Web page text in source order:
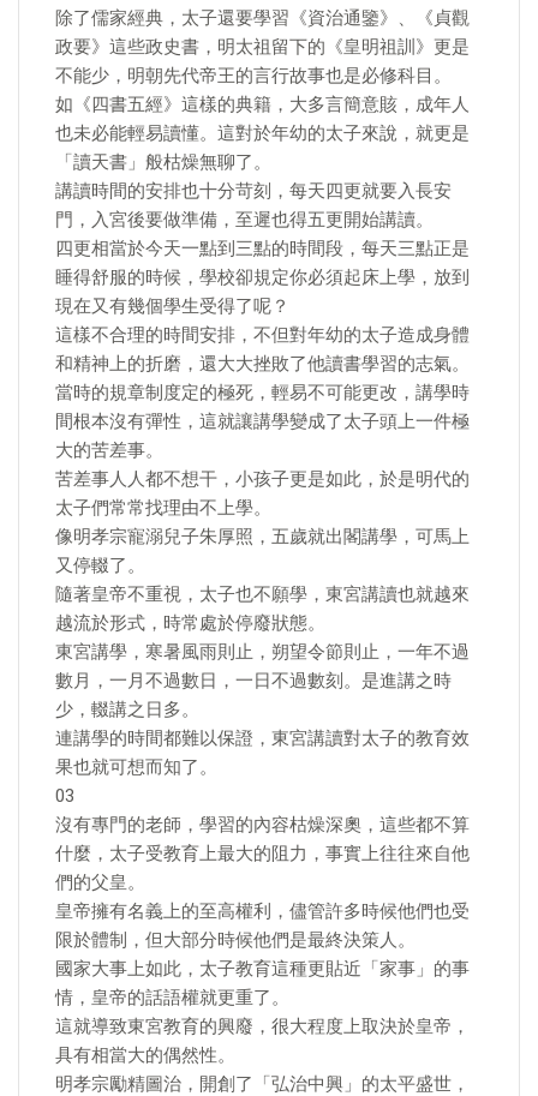
除了儒家經典，太子還要學習《資治通鑒》、《貞觀
政要》這些政史書，明太祖留下的《皇明祖訓》更是
不能少，明朝先代帝王的言行故事也是必修科目。
如《四書五經》這樣的典籍，大多言簡意賅，成年人
也未必能輕易讀懂。這對於年幼的太子來說，就更是
「讀天書」般枯燥無聊了。
講讀時間的安排也十分苛刻，每天四更就要入長安
門，入宮後要做準備，至遲也得五更開始講讀。
四更相當於今天一點到三點的時間段，每天三點正是
睡得舒服的時候，學校卻規定你必須起床上學，放到
現在又有幾個學生受得了呢？
這樣不合理的時間安排，不但對年幼的太子造成身體
和精神上的折磨，還大大挫敗了他讀書學習的志氣。
當時的規章制度定的極死，輕易不可能更改，講學時
間根本沒有彈性，這就讓講學變成了太子頭上一件極
大的苦差事。
苦差事人人都不想干，小孩子更是如此，於是明代的
太子們常常找理由不上學。
像明孝宗寵溺兒子朱厚照，五歲就出閣講學，可馬上
又停輟了。
隨著皇帝不重視，太子也不願學，東宮講讀也就越來
越流於形式，時常處於停廢狀態。
東宮講學，寒暑風雨則止，朔望令節則止，一年不過
數月，一月不過數日，一日不過數刻。是進講之時
少，輟講之日多。
連講學的時間都難以保證，東宮講讀對太子的教育效
果也就可想而知了。
03
沒有專門的老師，學習的內容枯燥深奧，這些都不算
什麼，太子受教育上最大的阻力，事實上往往來自他
們的父皇。
皇帝擁有名義上的至高權利，儘管許多時候他們也受
限於體制，但大部分時候他們是最終決策人。
國家大事上如此，太子教育這種更貼近「家事」的事
情，皇帝的話語權就更重了。
這就導致東宮教育的興廢，很大程度上取決於皇帝，
具有相當大的偶然性。
明孝宗勵精圖治，開創了「弘治中興」的太平盛世，